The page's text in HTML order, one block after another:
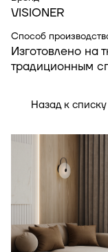
VISIONER
Способ
Изготовлено на
традиционным
Назад к списку